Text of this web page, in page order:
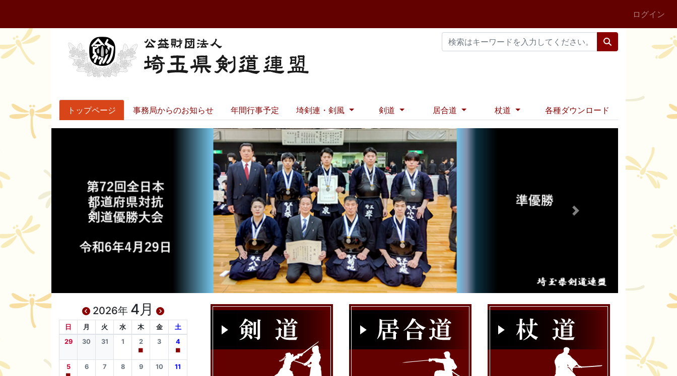
ログイン
トップページ 事務局からのお知らせ 年間行事予定 埼剣連・剣風 剣道 居合道 杖道 各種ダウンロード
Previous Next
2026年 4月
日 月 火 水 木 金
土
29
30 31 1 2
■
3 4
■
5 6 7 8 9 10 11